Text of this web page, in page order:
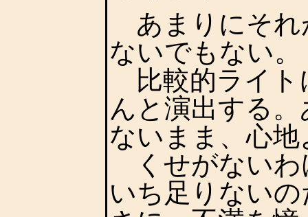
あまりにそれ
ないでもない。
比較的ライト
んと演出する
ないまま、心
くせがないわ
いち足りない